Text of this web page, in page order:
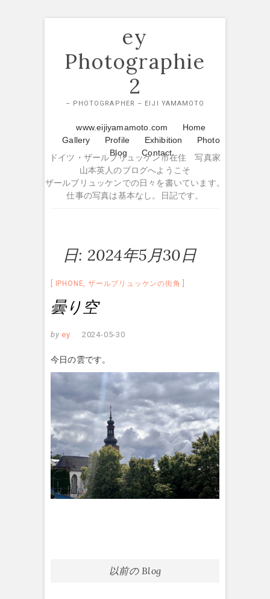
ey
Photographie
2
– PHOTOGRAPHER – EIJI YAMAMOTO
www.eijiyamamoto.com
Home
Gallery
Profile Exhibition
Photo
Blog
Contact
ドイツ・ザールブリュッケン市在住 写真家
山本英人のブログへようこそ
ザールブリュッケンでの日々を書いています。
仕事の写真は基本なし。日記です。
日: 2024年5月30日
IPHONE,ザールブリュッケンの街角
曇り空
by ey 2024-05-30
今日の雲です。
以前の Blog